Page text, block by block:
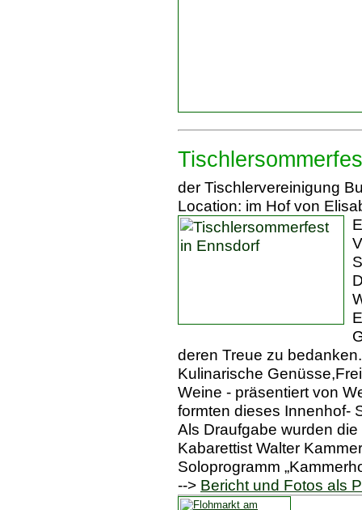
der Tischlervereinigung
Location: im Hof von
deren Treue zu bedanken.
Kulinarische
Weine - präsentiert von
formten dieses Innenhof-
Als Draufgabe wurden
Kabarettist Walter
Soloprogramm
--> Bericht und Fotos als